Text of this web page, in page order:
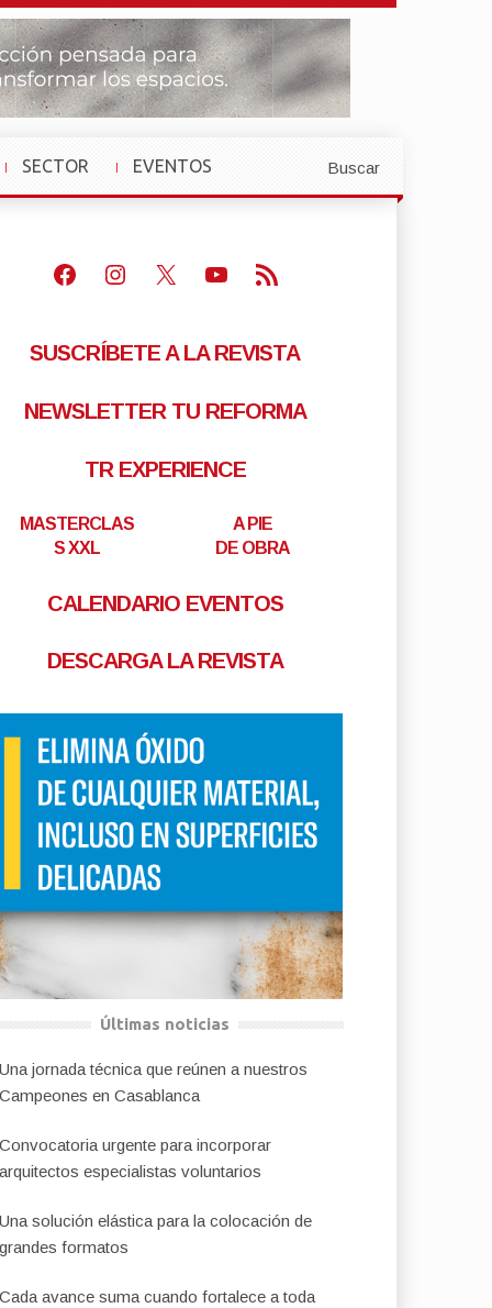
SECTOR
»
EVENTOS
»
Buscar
Facebook
Instagram
X Youtube
Feed RSS
SUSCRÍBETE A LA REVISTA
NEWSLETTER TU REFORMA
TR EXPERIENCE
MASTERCLAS
S XXL
A PIE
DE OBRA
CALENDARIO EVENTOS
DESCARGA LA REVISTA
Últimas noticias
Una jornada técnica que reúnen a nuestros
Campeones en Casablanca
Convocatoria urgente para incorporar
arquitectos especialistas voluntarios
Una solución elástica para la colocación de
grandes formatos
Cada avance suma cuando fortalece a toda